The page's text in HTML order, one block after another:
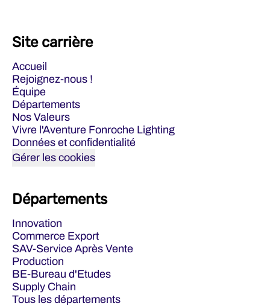
Site carrière
Accueil
Rejoignez-nous !
Équipe
Départements
Nos Valeurs
Vivre l'Aventure Fonroche Lighting
Données et confidentialité
Gérer les cookies
Départements
Innovation
Commerce Export
SAV-Service Après Vente
Production
BE-Bureau d'Etudes
Supply Chain
Tous les départements